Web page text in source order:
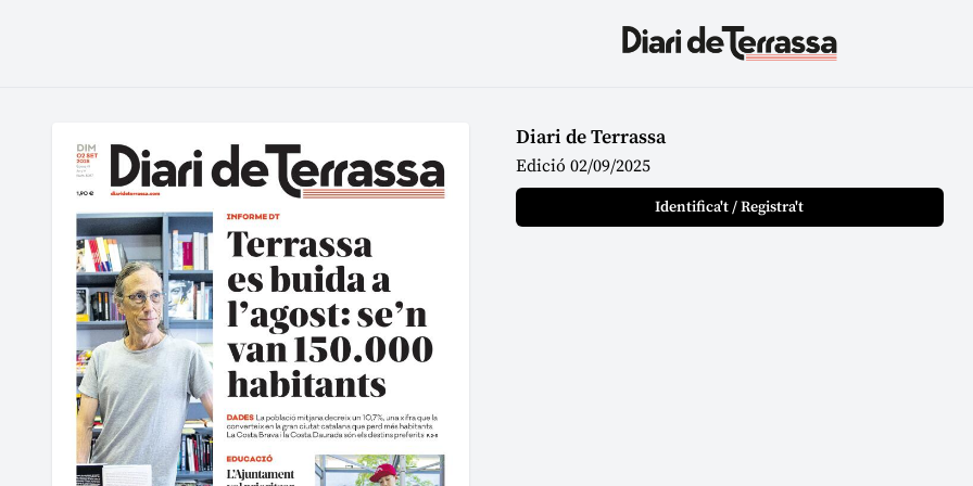
Diari de Terrassa
Edició 02/09/2025
Identifica't / Registra't